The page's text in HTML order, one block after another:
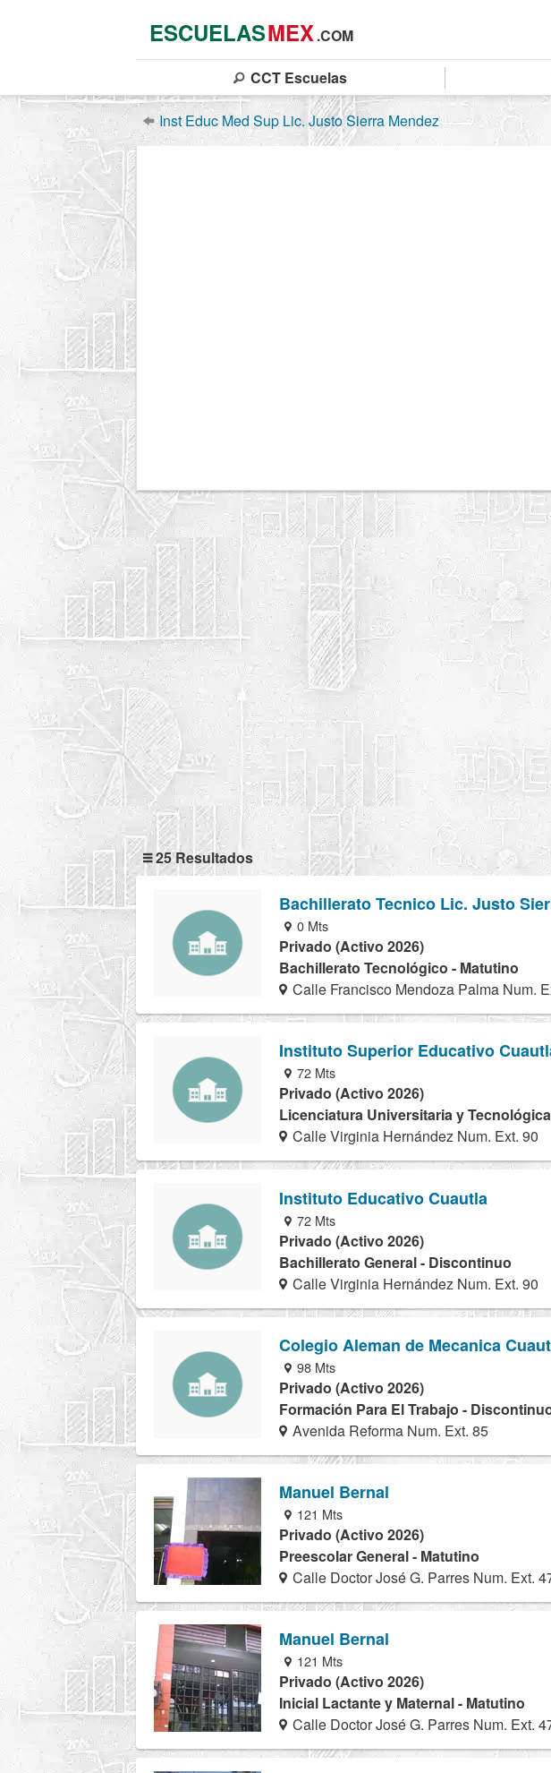
ESCUELASMEX.COM
CCT Escuelas
Inst Educ Med Sup Lic. Justo Sierra Mendez
25 Resultados
Bachillerato Tecnico Lic. Justo
0 Mts
Privado (Activo 2026)
Bachillerato Tecnológico - Matutino
Calle Francisco Mendoza Palma Num.
Instituto Superior Educativo
72 Mts
Privado (Activo 2026)
Licenciatura Universitaria y
Calle Virginia Hernández Num. Ext. 90
Instituto Educativo Cuautla
72 Mts
Privado (Activo 2026)
Bachillerato General - Discontinuo
Calle Virginia Hernández Num. Ext. 90
Colegio Aleman de Mecanica
98 Mts
Privado (Activo 2026)
Formación Para El Trabajo -
Avenida Reforma Num. Ext. 85
Manuel Bernal
121 Mts
Privado (Activo 2026)
Preescolar General - Matutino
Calle Doctor José G. Parres Num. Ext.
Manuel Bernal
121 Mts
Privado (Activo 2026)
Inicial Lactante y Maternal - Matutino
Calle Doctor José G. Parres Num. Ext.